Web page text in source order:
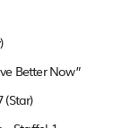
Better Now”